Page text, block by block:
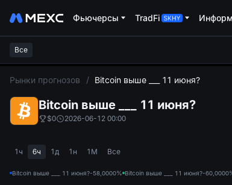
Фьючерсы TradFi
Все
Рынки прогнозов / Bitcoin выше ___ 11 июня?
Bitcoin выше ___ 11 июня?
$0 2026-06-12 00:00
1ч 6ч 1д 1н 1М Все
Bitcoin выше ___ 11 июня?-58,0000% Bitcoin выше ___ 11 июня?-60,000